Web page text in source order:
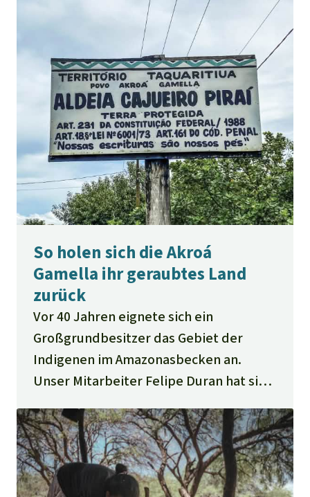
So holen sich die Akroá
Gamella ihr geraubtes Land
zurück
Vor 40 Jahren eignete sich ein
Großgrundbesitzer das Gebiet der
Indigenen im Amazonasbecken an.
Unser Mitarbeiter Felipe Duran hat sie